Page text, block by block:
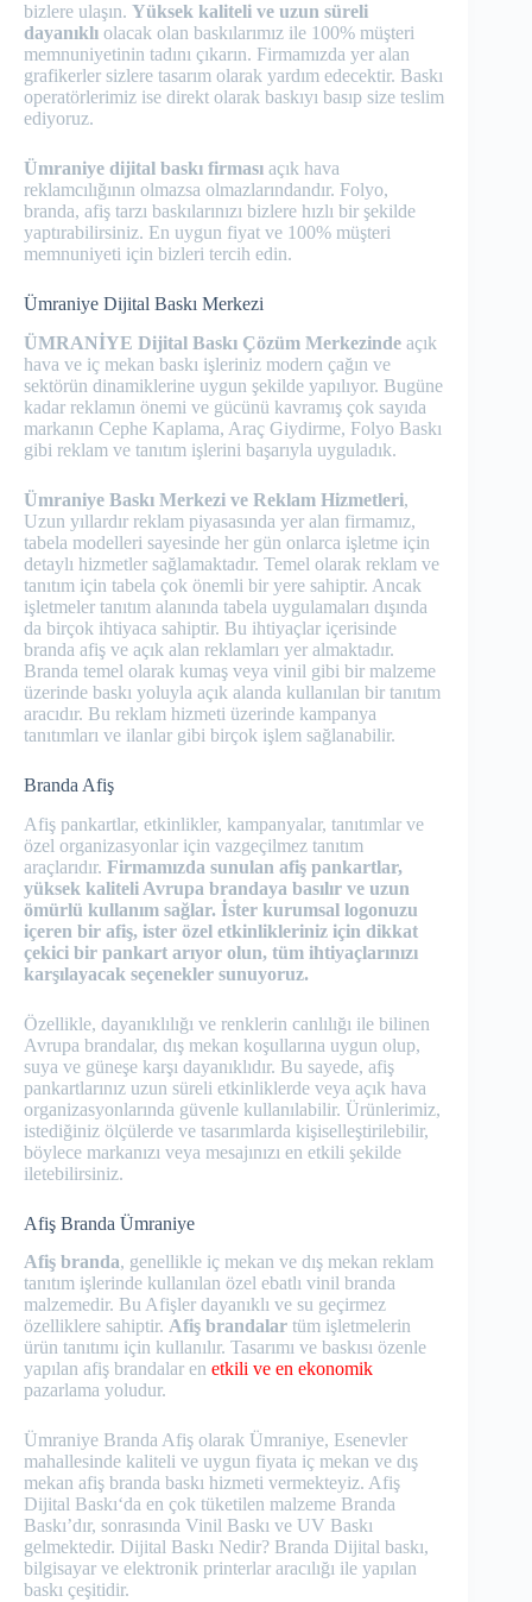
bizlere ulaşın. Yüksek kaliteli ve uzun süreli
dayanıklı olacak olan baskılarımız ile 100% müşteri
memnuniyetinin tadını çıkarın. Firmamızda yer alan
grafikerler sizlere tasarım olarak yardım edecektir. Baskı
operatörlerimiz ise direkt olarak baskıyı basıp size teslim
ediyoruz.
Ümraniye dijital baskı firması açık hava
reklamcılığının olmazsa olmazlarındandır. Folyo,
branda, afiş tarzı baskılarınızı bizlere hızlı bir şekilde
yaptırabilirsiniz. En uygun fiyat ve 100% müşteri
memnuniyeti için bizleri tercih edin.
Ümraniye Dijital Baskı Merkezi
ÜMRANİYE Dijital Baskı Çözüm Merkezinde açık
hava ve iç mekan baskı işleriniz modern çağın ve
sektörün dinamiklerine uygun şekilde yapılıyor. Bugüne
kadar reklamın önemi ve gücünü kavramış çok sayıda
markanın Cephe Kaplama, Araç Giydirme, Folyo Baskı
gibi reklam ve tanıtım işlerini başarıyla uyguladık.
Ümraniye Baskı Merkezi ve Reklam Hizmetleri,
Uzun yıllardır reklam piyasasında yer alan firmamız,
tabela modelleri sayesinde her gün onlarca işletme için
detaylı hizmetler sağlamaktadır. Temel olarak reklam ve
tanıtım için tabela çok önemli bir yere sahiptir. Ancak
işletmeler tanıtım alanında tabela uygulamaları dışında
da birçok ihtiyaca sahiptir. Bu ihtiyaçlar içerisinde
branda afiş ve açık alan reklamları yer almaktadır.
Branda temel olarak kumaş veya vinil gibi bir malzeme
üzerinde baskı yoluyla açık alanda kullanılan bir tanıtım
aracıdır. Bu reklam hizmeti üzerinde kampanya
tanıtımları ve ilanlar gibi birçok işlem sağlanabilir.
Branda Afiş
Afiş pankartlar, etkinlikler, kampanyalar, tanıtımlar ve
özel organizasyonlar için vazgeçilmez tanıtım
araçlarıdır. Firmamızda sunulan afiş pankartlar,
yüksek kaliteli Avrupa brandaya basılır ve uzun
ömürlü kullanım sağlar. İster kurumsal logonuzu
içeren bir afiş, ister özel etkinlikleriniz için dikkat
çekici bir pankart arıyor olun, tüm ihtiyaçlarınızı
karşılayacak seçenekler sunuyoruz.
Özellikle, dayanıklılığı ve renklerin canlılığı ile bilinen
Avrupa brandalar, dış mekan koşullarına uygun olup,
suya ve güneşe karşı dayanıklıdır. Bu sayede, afiş
pankartlarınız uzun süreli etkinliklerde veya açık hava
organizasyonlarında güvenle kullanılabilir. Ürünlerimiz,
istediğiniz ölçülerde ve tasarımlarda kişiselleştirilebilir,
böylece markanızı veya mesajınızı en etkili şekilde
iletebilirsiniz.
Afiş Branda Ümraniye
Afiş branda, genellikle iç mekan ve dış mekan reklam
tanıtım işlerinde kullanılan özel ebatlı vinil branda
malzemedir. Bu Afişler dayanıklı ve su geçirmez
özelliklere sahiptir. Afiş brandalar tüm işletmelerin
ürün tanıtımı için kullanılır. Tasarımı ve baskısı özenle
yapılan afiş brandalar en etkili ve en ekonomik
pazarlama yoludur.
Ümraniye Branda Afiş olarak Ümraniye, Esenevler
mahallesinde kaliteli ve uygun fiyata iç mekan ve dış
mekan afiş branda baskı hizmeti vermekteyiz. Afiş
Dijital Baskı‘da en çok tüketilen malzeme Branda
Baskı’dır, sonrasında Vinil Baskı ve UV Baskı
gelmektedir. Dijital Baskı Nedir? Branda Dijital baskı,
bilgisayar ve elektronik printerlar aracılığı ile yapılan
baskı çeşitidir.